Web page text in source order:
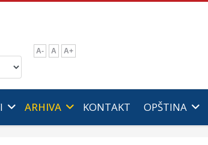
A- A A+
ARHIVA KONTAKT OPŠTINA